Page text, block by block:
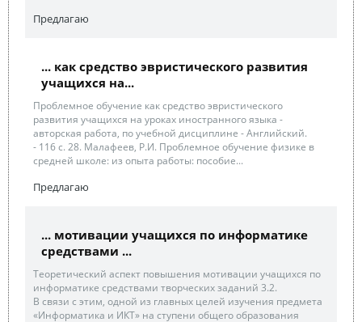
Предлагаю
... как средство эвристического развития
учащихся на...
Проблемное обучение как средство эвристического
развития учащихся на уроках иностранного языка -
авторская работа, по учебной дисциплине - Английский.
- 116 с. 28. Малафеев, Р.И. Проблемное обучение физике в
средней школе: из опыта работы: пособие...
Предлагаю
... мотивации учащихся по информатике
средствами ...
Теоретический аспект повышения мотивации учащихся по
информатике средствами творческих заданий 3.2.
В связи с этим, одной из главных целей изучения предмета
«Информатика и ИКТ» на ступени общего образования